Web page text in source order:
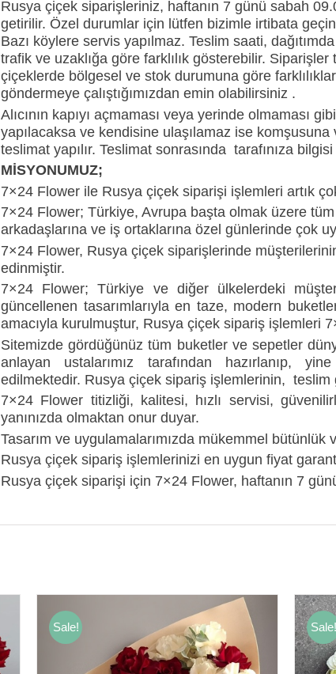
Rusya çiçek siparişleriniz, haftanın 7 günü sabah
getirilir. Özel durumlar için lütfen bizimle irtibata
Bazı köylere servis yapılmaz. Teslim saati,
trafik ve uzaklığa göre farklılık gösterebilir.
çiçeklerde bölgesel ve stok durumuna göre
göndermeye çalıştığımızdan emin olabilirsiniz .
Alıcının kapıyı açmaması veya yerinde olmaması
yapılacaksa ve kendisine ulaşılamaz ise
teslimat yapılır. Teslimat sonrasında tarafınıza
MİSYONUMUZ;
7×24 Flower ile Rusya çiçek siparişi işlemleri artık
7×24 Flower; Türkiye, Avrupa başta olmak üzere
arkadaşlarına ve iş ortaklarına özel günlerinde çok
7×24 Flower, Rusya çiçek siparişlerinde
edinmiştir.
7×24 Flower; Türkiye ve diğer ülkelerdeki
güncellenen tasarımlarıyla en taze, modern
amacıyla kurulmuştur, Rusya çiçek sipariş işlemleri
Sitemizde gördüğünüz tüm buketler ve sepetler
anlayan ustalarımız tarafından hazırlanıp,
edilmektedir. Rusya çiçek sipariş işlemlerinin,
7×24 Flower titizliği, kalitesi, hızlı servisi,
yanınızda olmaktan onur duyar.
Tasarım ve uygulamalarımızda mükemmel
Rusya çiçek sipariş işlemlerinizi en uygun fiyat
Rusya çiçek siparişi için 7×24 Flower, haftanın 7
Sale! Sale!